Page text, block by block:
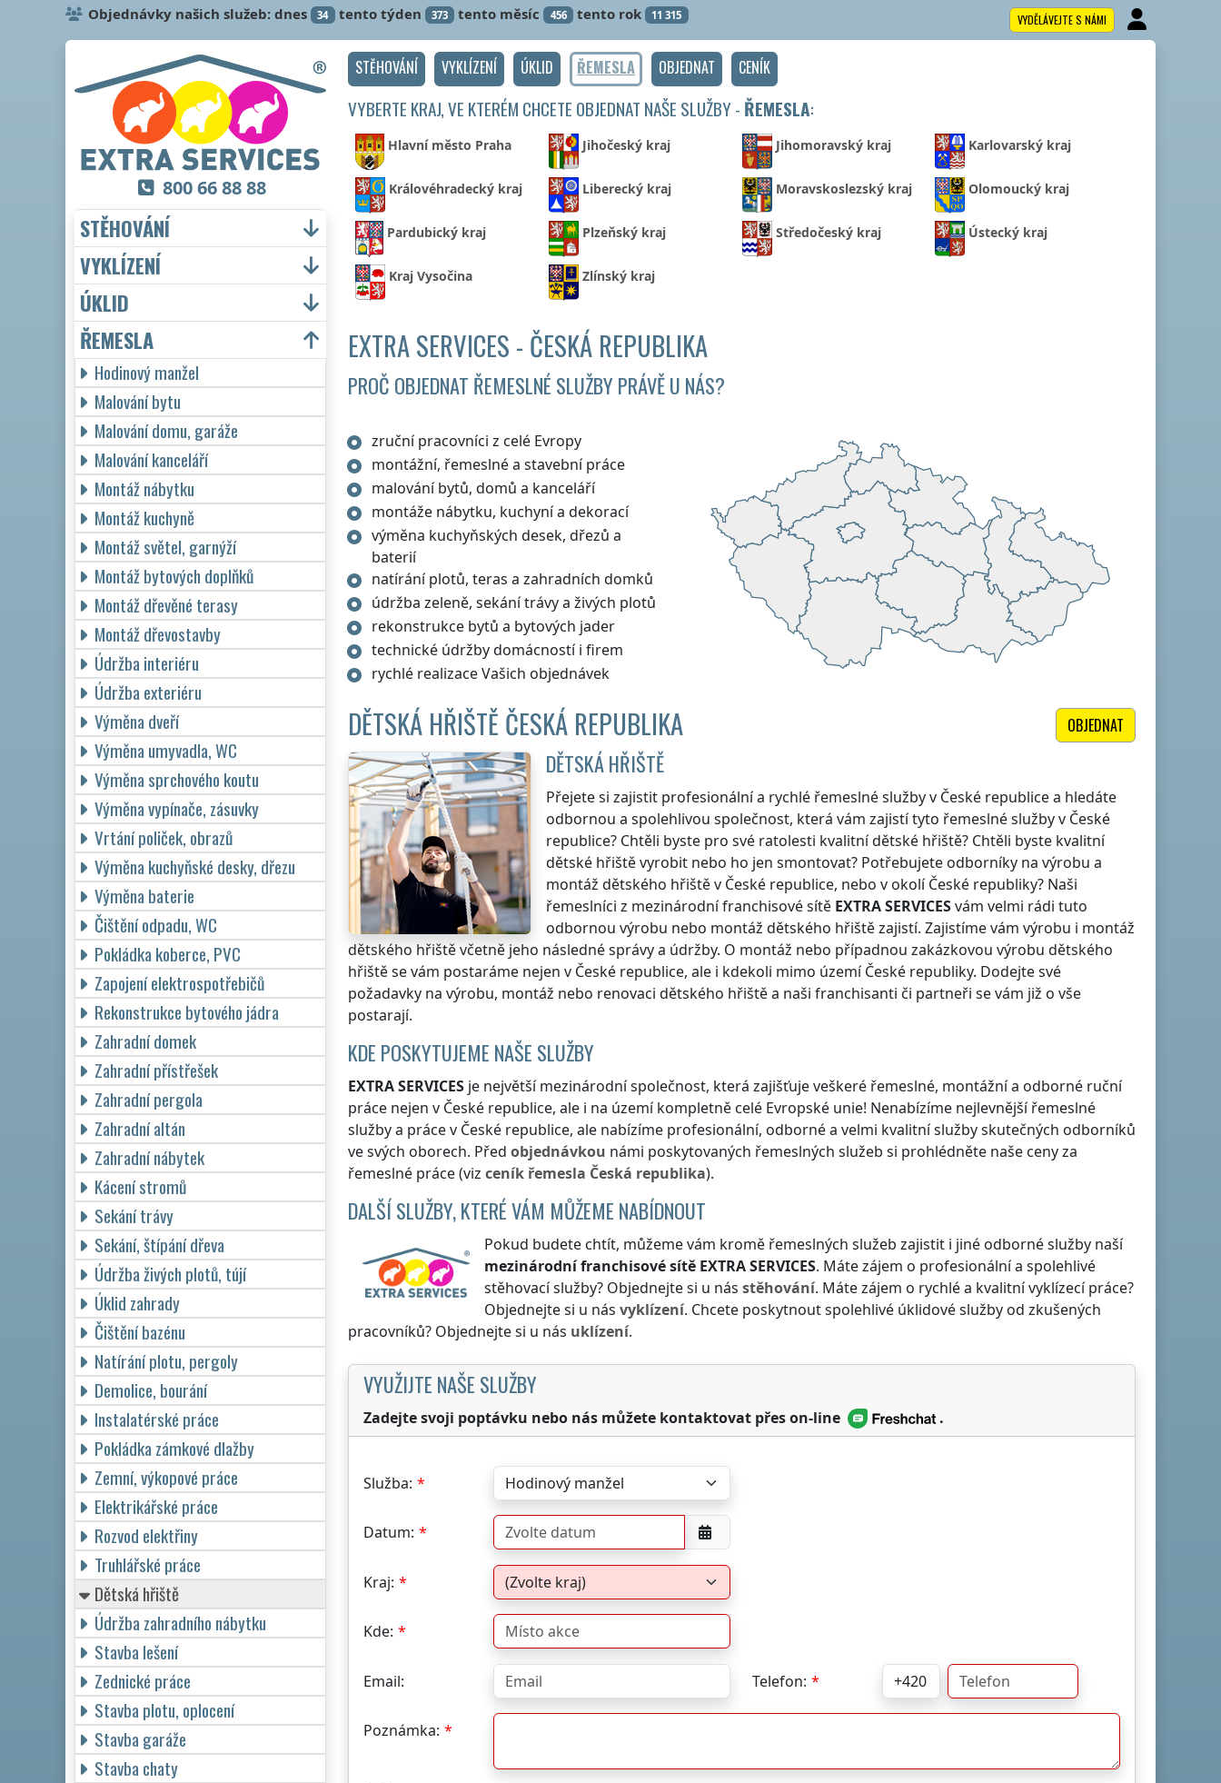
Objednávky našich služeb: dnes 34 tento týden 373 tento měsíc 456 tento rok 11 315 VYDĚLÁVEJTE S NÁMI
STĚHOVÁNÍ VYKLÍZENÍ ÚKLID ŘEMESLA OBJEDNAT CENÍK
VYBERTE KRAJ, VE KTERÉM CHCETE OBJEDNAT NAŠE SLUŽBY - ŘEMESLA:
Hlavní město Praha Jihočeský kraj Jihomoravský kraj Karlovarský kraj
Královéhradecký kraj Liberecký kraj Moravskoslezský kraj Olomoucký kraj
Pardubický kraj Plzeňský kraj Středočeský kraj Ústecký kraj
Kraj Vysočina Zlínský kraj
EXTRA SERVICES - ČESKÁ REPUBLIKA
PROČ OBJEDNAT ŘEMESLNÉ SLUŽBY PRÁVĚ U NÁS?
zruční pracovníci z celé Evropy
montážní, řemeslné a stavební práce
malování bytů, domů a kanceláří
montáže nábytku, kuchyní a dekorací
výměna kuchyňských desek, dřezů a
baterií
natírání plotů, teras a zahradních domků
údržba zeleně, sekání trávy a živých plotů
rekonstrukce bytů a bytových jader
technické údržby domácností i firem
rychlé realizace Vašich objednávek
OBJEDNAT
DĚTSKÁ HŘIŠTĚ ČESKÁ REPUBLIKA
DĚTSKÁ HŘIŠTĚ
Přejete si zajistit profesionální a rychlé řemeslné službyv České republicea hledáte
odbornou a spolehlivou společnost, která vám zajistí tyto řemeslné službyv České
republice? Chtěli byste pro své ratolesti kvalitní dětské hřiště? Chtěli byste kvalitní
dětské hřiště vyrobit nebo ho jen smontovat? Potřebujete odborníky na výrobu a
montáž dětského hřištěv České republice, nebo v okolíČeské republiky? Naši
řemeslníci z mezinárodní franchisové sítě EXTRA SERVICESvám velmi rádi tuto
odbornou výrobu nebo montáž dětského hřiště zajistí. Zajistíme vám výrobu i montáž
dětského hřiště včetně jeho následné správy a údržby. O montáž nebo případnou zakázkovou výrobu dětského
hřiště se vám postaráme nejen v České republice, ale i kdekoli mimo území České republiky. Dodejte své
požadavky na výrobu, montáž nebo renovaci dětského hřiště a naši franchisanti či partneři se vám již o vše
postarají.
KDE POSKYTUJEME NAŠE SLUŽBY
EXTRA SERVICES je největší mezinárodní společnost, která zajišťuje veškeré řemeslné, montážní a odborné ruční
práce nejen v České republice, ale i na území kompletně celé Evropské unie! Nenabízíme nejlevnější řemeslné
služby a prácev České republice, ale nabízíme profesionální, odborné a velmi kvalitní služby skutečných odborníků
ve svých oborech. Před objednávkou námi poskytovaných řemeslných služeb si prohlédněte naše ceny za
řemeslné práce (viz ceník řemesla Česká republika).
DALŠÍ SLUŽBY, KTERÉ VÁM MŮŽEME NABÍDNOUT
Pokud budete chtít, můžeme vám kromě řemeslných služeb zajistit i jiné odborné služby naší
mezinárodní franchisové sítě EXTRA SERVICES. Máte zájem o profesionální a spolehlivé
stěhovací služby? Objednejte si u nás stěhování. Máte zájem o rychlé a kvalitní vyklízecí práce?
Objednejte si u nás vyklízení. Chcete poskytnout spolehlivé úklidové služby od zkušených
pracovníků? Objednejte si u nás uklízení.
VYUŽIJTE NAŠE SLUŽBY
Zadejte svoji poptávku nebo nás můžete kontaktovat přes on-line .
Služba:
Datum:
Kraj:
Kde:
Email: Telefon:
Poznámka:
800 66 88 88
STĚHOVÁNÍ
VYKLÍZENÍ
ÚKLID
ŘEMESLA
Hodinový manžel
Malování bytu
Malování domu, garáže
Malování kanceláří
Montáž nábytku
Montáž kuchyně
Montáž světel, garnýží
Montáž bytových doplňků
Montáž dřevěné terasy
Montáž dřevostavby
Údržba interiéru
Údržba exteriéru
Výměna dveří
Výměna umyvadla, WC
Výměna sprchového koutu
Výměna vypínače, zásuvky
Vrtání poliček, obrazů
Výměna kuchyňské desky, dřezu
Výměna baterie
Čištění odpadu, WC
Pokládka koberce, PVC
Zapojení elektrospotřebičů
Rekonstrukce bytového jádra
Zahradní domek
Zahradní přístřešek
Zahradní pergola
Zahradní altán
Zahradní nábytek
Kácení stromů
Sekání trávy
Sekání, štípání dřeva
Údržba živých plotů, tújí
Úklid zahrady
Čištění bazénu
Natírání plotu, pergoly
Demolice, bourání
Instalatérské práce
Pokládka zámkové dlažby
Zemní, výkopové práce
Elektrikářské práce
Rozvod elektřiny
Truhlářské práce
Dětská hřiště
Údržba zahradního nábytku
Stavba lešení
Zednické práce
Stavba plotu, oplocení
Stavba garáže
Stavba chaty